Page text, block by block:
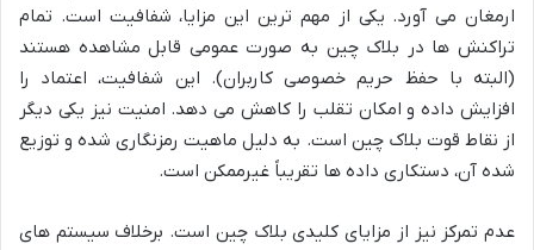
ارمغان می آورد. یکی از مهم ترین این مزایا، شفافیت است. تمام
تراکنش ها در بلاک چین به صورت عمومی قابل مشاهده هستند
(البته با حفظ حریم خصوصی کاربران). این شفافیت، اعتماد را
افزایش داده و امکان تقلب را کاهش می دهد. امنیت نیز یکی دیگر
از نقاط قوت بلاک چین است. به دلیل ماهیت رمزنگاری شده و توزیع
شده آن، دستکاری داده ها تقریباً غیرممکن است.
عدم تمرکز نیز از مزایای کلیدی بلاک چین است. برخلاف سیستم های